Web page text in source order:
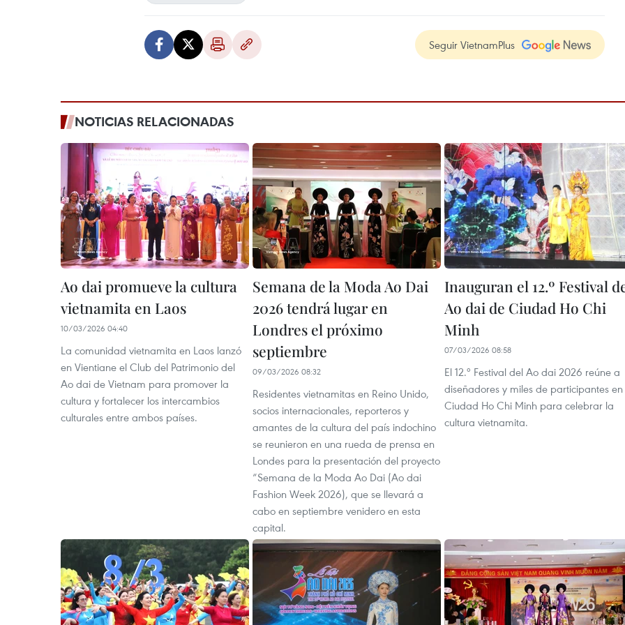
Seguir VietnamPlus
NOTICIAS RELACIONADAS
Ao dai promueve la cultura
vietnamita en Laos
10/03/2026 04:40
La comunidad vietnamita en Laos lanzó
en Vientiane el Club del Patrimonio del
Ao dai de Vietnam para promover la
cultura y fortalecer los intercambios
culturales entre ambos países.
Semana de la Moda Ao Dai
2026 tendrá lugar en
Londres el próximo
septiembre
09/03/2026 08:32
Residentes vietnamitas en Reino Unido,
socios internacionales, reporteros y
amantes de la cultura del país indochino
se reunieron en una rueda de prensa en
Londes para la presentación del proyecto
“Semana de la Moda Ao Dai (Ao dai
Fashion Week 2026), que se llevará a
cabo en septiembre venidero en esta
capital.
Inauguran el 12.º Festival
Ao dai de Ciudad Ho Chi
Minh
07/03/2026 08:58
El 12.º Festival del Ao dai 2026 reúne a
diseñadores y miles de participantes en
Ciudad Ho Chi Minh para celebrar la
cultura vietnamita.